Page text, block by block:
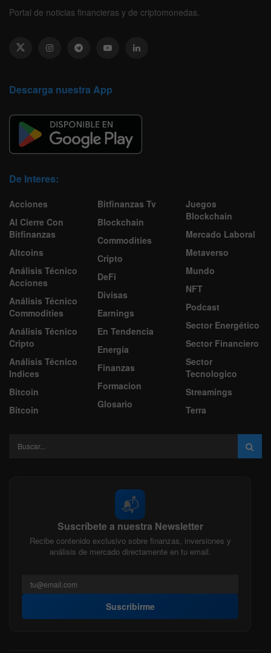
Portal de noticias financieras y de criptomonedas.
Descarga nuestra App
De Interes:
Acciones
Al Cierre Con
Bitfinanzas
Altcoins
Análisis Técnico
Acciones
Análisis Técnico
Commodities
Análisis Técnico
Cripto
Análisis Técnico
Indices
Bitcoin
Bitcoin
Bitfinanzas Tv
Blockchain
Commodities
Cripto
DeFi
Divisas
Earnings
En Tendencia
Energía
Finanzas
Formacion
Glosario
Juegos
Blockchain
Mercado Laboral
Metaverso
Mundo
NFT
Podcast
Sector Energético
Sector Financiero
Sector
Tecnologico
Streamings
Terra
📬
Suscríbete a nuestra Newsletter
Recibe contenido exclusivo sobre finanzas, inversiones y
análisis de mercado directamente en tu email.
Suscribirme